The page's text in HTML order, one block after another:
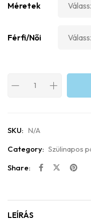
Méretek
Férfi/Női
SKU: N/A
Category: Szülinapos
Share:
LEÍRÁS